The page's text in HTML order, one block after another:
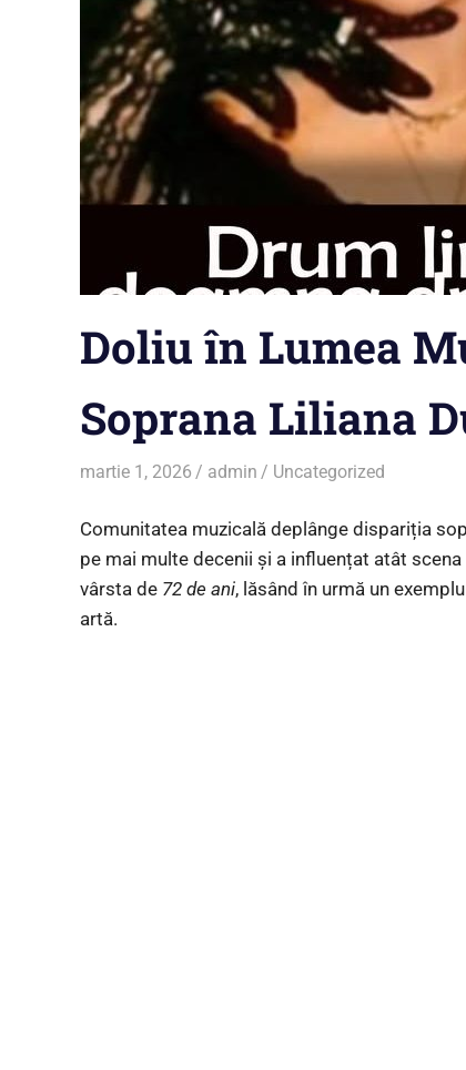
Doliu în Lumea
Soprana Liliana
martie 1, 2026 admin Uncategorized
Comunitatea muzicală deplânge dispariția
pe mai multe decenii și a influențat atât
vârsta de 72 de ani, lăsând în urmă un
artă.